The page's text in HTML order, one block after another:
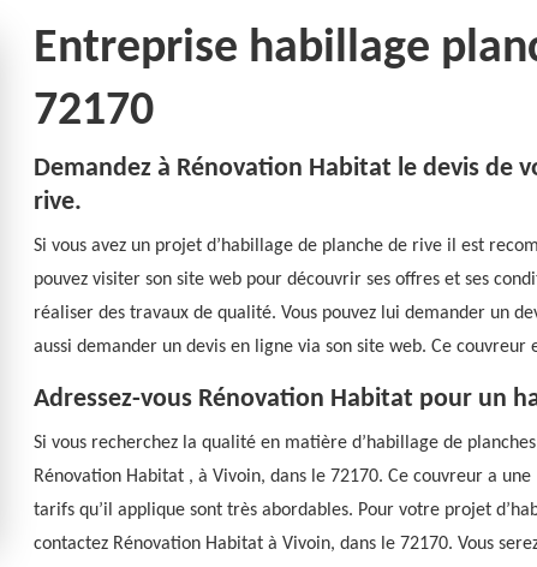
Entreprise habillage
72170
Demandez à Rénovation Habitat le devis de
rive.
Si vous avez un projet d’habillage de planche de rive il est
pouvez visiter son site web pour découvrir ses offres et ses
réaliser des travaux de qualité. Vous pouvez lui demander un
aussi demander un devis en ligne via son site web. Ce
Adressez-vous Rénovation Habitat pour un
Si vous recherchez la qualité en matière d’habillage de
Rénovation Habitat , à Vivoin, dans le 72170. Ce couvreur a
tarifs qu’il applique sont très abordables. Pour votre projet
contactez Rénovation Habitat à Vivoin, dans le 72170. Vous